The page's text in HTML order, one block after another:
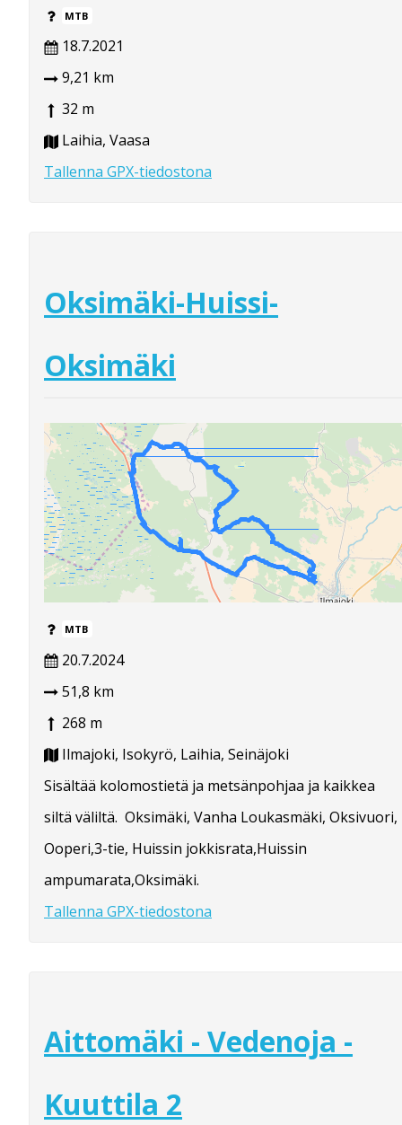
MTB
18.7.2021
9,21 km
32 m
Laihia, Vaasa
Tallenna GPX-tiedostona
Oksimäki-Huissi-
Oksimäki
MTB
20.7.2024
51,8 km
268 m
Ilmajoki, Isokyrö, Laihia, Seinäjoki
Sisältää kolomostietä ja metsänpohjaa ja kaikkea
siltä väliltä. Oksimäki, Vanha Loukasmäki, Oksivuori,
Ooperi,3-tie, Huissin jokkisrata,Huissin
ampumarata,Oksimäki.
Tallenna GPX-tiedostona
Aittomäki - Vedenoja -
Kuuttila 2